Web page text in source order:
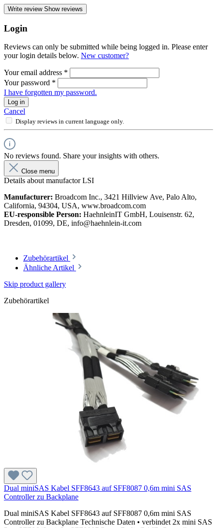
Write review Show reviews
Login
Reviews can only be submitted while being logged in. Please enter
your login details below. New customer?
Your email address *
Your password *
I have forgotten my password.
Log in
Cancel
Display reviews in current language only.
No reviews found. Share your insights with others.
Close menu
Details about manufactor LSI
Manufacturer: Broadcom Inc., 3421 Hillview Ave, Palo Alto,
California, 94304, USA, www.broadcom.com
EU-responsible Person: HaehnleinIT GmbH, Louisenstr. 62,
Dresden, 01099, DE, info@haehnlein-it.com
Zubehörartikel
Ähnliche Artikel
Skip product gallery
Zubehörartikel
Dual miniSAS Kabel SFF8643 auf SFF8087 0,6m mini SAS
Controller zu Backplane
Dual miniSAS Kabel SFF8643 auf SFF8087 0,6m mini SAS
Controller zu Backplane Technische Daten • verbindet 2x mini SAS